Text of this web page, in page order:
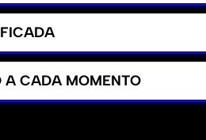
A CADA MOMENTO